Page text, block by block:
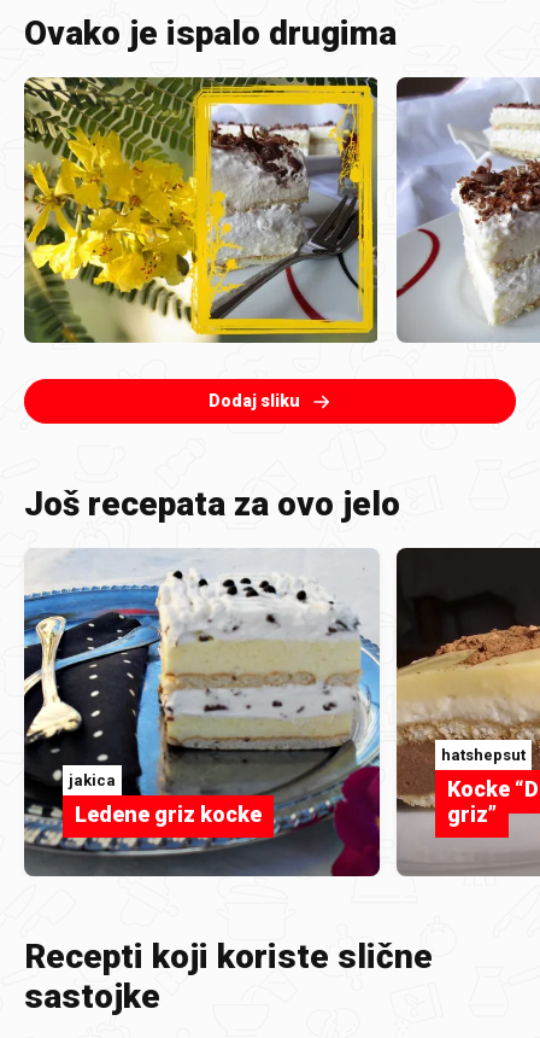
Ovako je ispalo drugima
Dodaj sliku
Još recepata za ovo jelo
jakica
Ledene griz kocke
hatshepsut
Kocke
griz”
Recepti koji koriste slične
sastojke